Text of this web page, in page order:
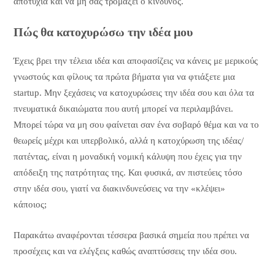
Πώς θα κατοχυρώσω την ιδέα μου
Έχεις βρει την τέλεια ιδέα και αποφασίζεις να κάνεις με μερικούς
γνωστούς και φίλους τα πρώτα βήματα για να φτιάξετε μια
startup. Μην ξεχάσεις να κατοχυρώσεις την ιδέα σου και όλα τα
πνευματικά δικαιώματα που αυτή μπορεί να περιλαμβάνει.
Μπορεί τώρα να μη σου φαίνεται σαν ένα σοβαρό θέμα και να το
θεωρείς μέχρι και υπερβολικό, αλλά η κατοχύρωση της ιδέας/
πατέντας, είναι η μοναδική νομική κάλυψη που έχεις για την
απόδειξη της πατρότητας της. Και φυσικά, αν πιστεύεις τόσο
στην ιδέα σου, γιατί να διακινδυνεύσεις να την «κλέψει»
κάποιος;
Παρακάτω αναφέρονται τέσσερα βασικά σημεία που πρέπει να
προσέχεις και να ελέγξεις καθώς αναπτύσσεις την ιδέα σου.